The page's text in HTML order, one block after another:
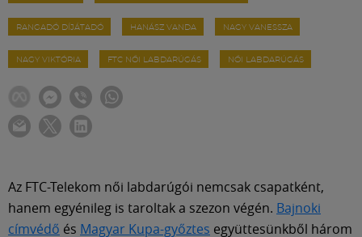
RANGADÓ DÍJÁTADÓ HANÁSZ VANDA NAGY VANESSZA
NAGY VIKTÓRIA FTC NŐI LABDARÚGÁS NŐI LABDARÚGÁS
Az FTC-Telekom női labdarúgói nemcsak csapatként,
hanem egyénileg is taroltak a szezon végén. Bajnoki
címvédő és Magyar Kupa-győztes együttesünkből három
Klub
Szolgáltatások
Shop
Közösség